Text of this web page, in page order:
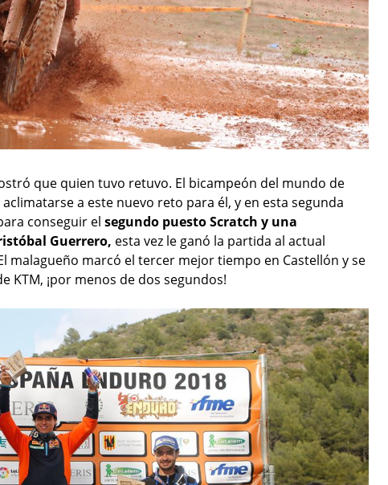
que quien tuvo retuvo. El bicampeón del mundo de
a este nuevo reto para él, y en esta segunda
conseguir el segundo puesto Scratch y una
Guerrero, esta vez le ganó la partida al actual
malagueño marcó el tercer mejor tiempo en Castellón y se
KTM, ¡por menos de dos segundos!